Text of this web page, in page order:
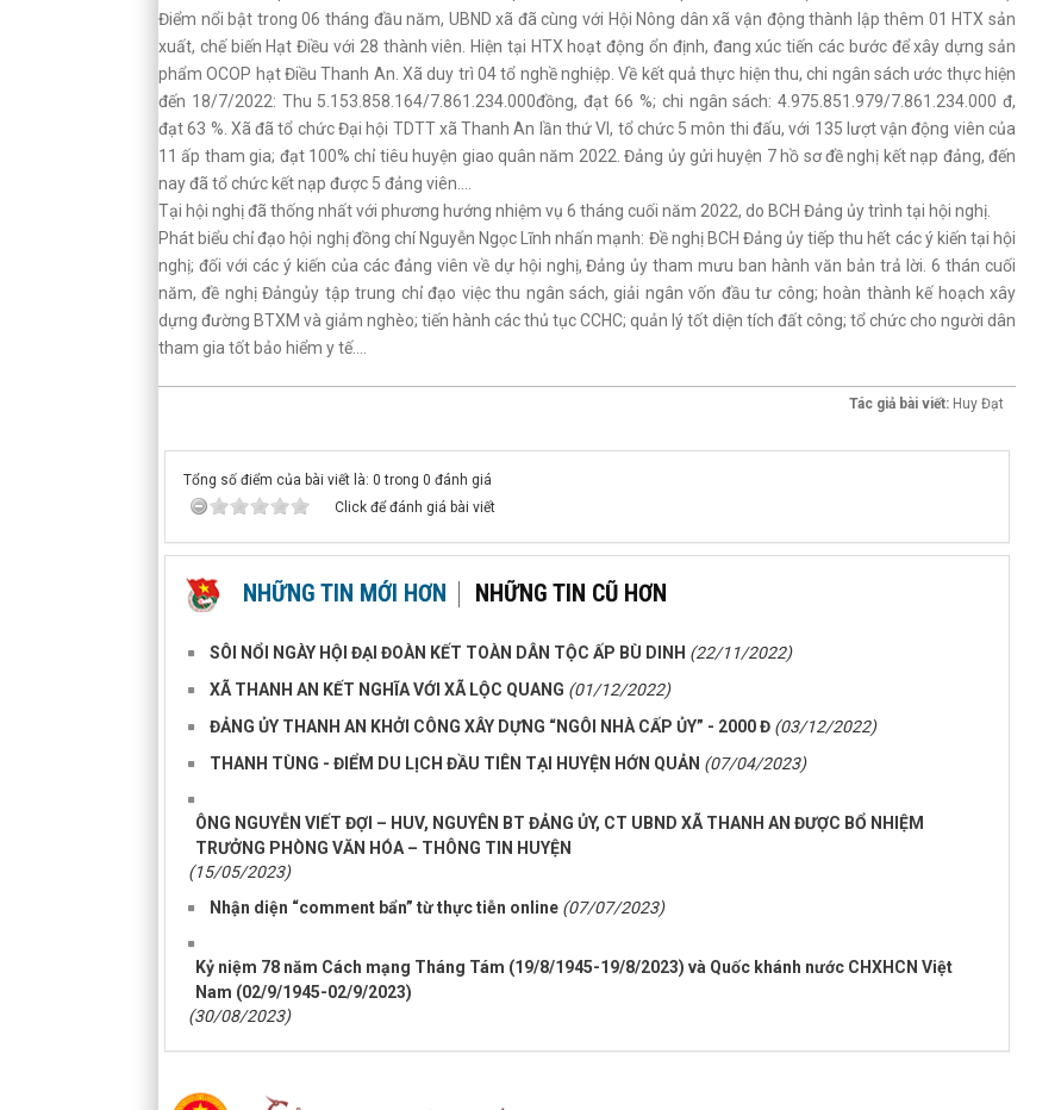
Điểm nổi bật trong 06 tháng đầu năm, UBND xã đã cùng với Hội Nông dân xã vận động thành lập thêm 01 HTX sản
xuất, chế biến Hạt Điều với 28 thành viên. Hiện tại HTX hoạt động ổn định, đang xúc tiến các bước để xây dựng sản
phẩm OCOP hạt Điều Thanh An. Xã duy trì 04 tổ nghề nghiệp. Về kết quả thực hiện thu, chi ngân sách ước thực hiện
đến 18/7/2022: Thu 5.153.858.164/7.861.234.000đồng, đạt 66 %; chi ngân sách: 4.975.851.979/7.861.234.000 đ,
đạt 63 %. Xã đã tổ chức Đại hội TDTT xã Thanh An lần thứ VI, tổ chức 5 môn thi đấu, với 135 lượt vận động viên của
11 ấp tham gia; đạt 100% chỉ tiêu huyện giao quân năm 2022. Đảng ủy gửi huyện 7 hồ sơ đề nghị kết nạp đảng, đến
nay đã tổ chức kết nạp được 5 đảng viên….
Tại hội nghị đã thống nhất với phương hướng nhiệm vụ 6 tháng cuối năm 2022, do BCH Đảng ủy trình tại hội nghị.
Phát biểu chỉ đạo hội nghị đồng chí Nguyễn Ngọc Lĩnh nhấn mạnh: Đề nghị BCH Đảng ủy tiếp thu hết các ý kiến tại hội
nghị; đối với các ý kiến của các đảng viên về dự hội nghị, Đảng ủy tham mưu ban hành văn bản trả lời. 6 thán cuối
năm, đề nghị Đảngủy tập trung chỉ đạo việc thu ngân sách, giải ngân vốn đầu tư công; hoàn thành kế hoạch xây
dựng đường BTXM và giảm nghèo; tiến hành các thủ tục CCHC; quản lý tốt diện tích đất công; tổ chức cho người dân
tham gia tốt bảo hiểm y tế….
Tác giả bài viết: Huy Đạt
Tổng số điểm của bài viết là: 0 trong 0 đánh giá
Click để đánh giá bài viết
NHỮNG TIN MỚI HƠN NHỮNG TIN CŨ HƠN
SÔI NỔI NGÀY HỘI ĐẠI ĐOÀN KẾT TOÀN DÂN TỘC ẤP BÙ DINH (22/11/2022)
XÃ THANH AN KẾT NGHĨA VỚI XÃ LỘC QUANG (01/12/2022)
ĐẢNG ỦY THANH AN KHỞI CÔNG XÂY DỰNG “NGÔI NHÀ CẤP ỦY” - 2000 Đ (03/12/2022)
THANH TÙNG - ĐIỂM DU LỊCH ĐẦU TIÊN TẠI HUYỆN HỚN QUẢN (07/04/2023)
ÔNG NGUYỄN VIẾT ĐỢI – HUV, NGUYÊN BT ĐẢNG ỦY, CT UBND XÃ THANH AN ĐƯỢC BỔ NHIỆM
TRƯỞNG PHÒNG VĂN HÓA – THÔNG TIN HUYỆN
(15/05/2023)
Nhận diện “comment bẩn” từ thực tiễn online (07/07/2023)
Kỷ niệm 78 năm Cách mạng Tháng Tám (19/8/1945-19/8/2023) và Quốc khánh nước CHXHCN Việt
Nam (02/9/1945-02/9/2023)
(30/08/2023)